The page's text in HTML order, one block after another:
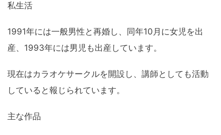
私生活
1991年には一般男性と再婚し、同年10月に女児を出
産、1993年には男児も出産しています。
現在はカラオケサークルを開設し、講師としても活動
していると報じられています。
主な作品